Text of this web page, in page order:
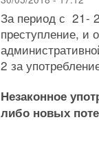
За период с 21-
преступление, и
2 за
Незаконное
либо новых